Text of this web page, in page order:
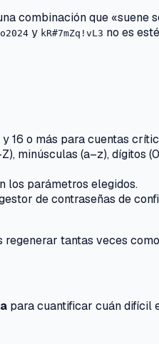
combinación que
y kR#7mZq!vL3 no es
16 o más para cuentas
minúsculas (a–z), dígitos
los parámetros elegidos.
de contraseñas de
tantas veces
para cuantificar cuán difícil